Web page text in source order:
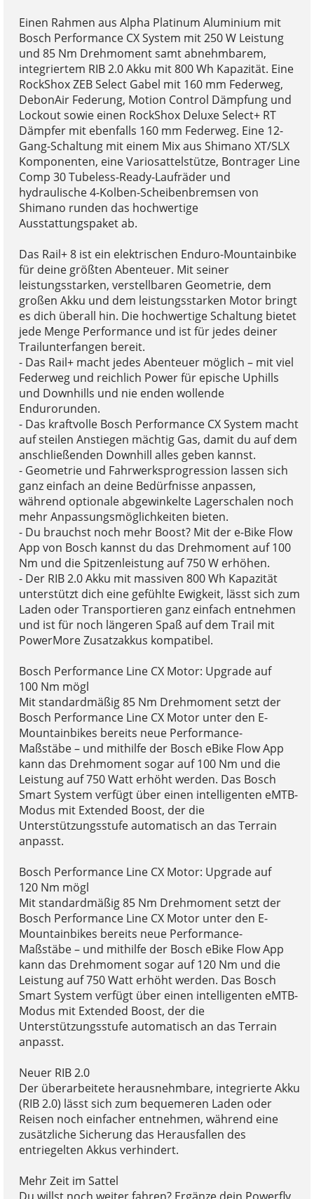
Einen Rahmen aus Alpha Platinum Aluminium mit
Bosch Performance CX System mit 250 W Leistung
und 85 Nm Drehmoment samt abnehmbarem,
integriertem RIB 2.0 Akku mit 800 Wh Kapazität. Eine
RockShox ZEB Select Gabel mit 160 mm Federweg,
DebonAir Federung, Motion Control Dämpfung und
Lockout sowie einen RockShox Deluxe Select+ RT
Dämpfer mit ebenfalls 160 mm Federweg. Eine 12-
Gang-Schaltung mit einem Mix aus Shimano XT/SLX
Komponenten, eine Variosattelstütze, Bontrager Line
Comp 30 Tubeless-Ready-Laufräder und
hydraulische 4-Kolben-Scheibenbremsen von
Shimano runden das hochwertige
Ausstattungspaket ab.
Das Rail+ 8 ist ein elektrischen Enduro-Mountainbike
für deine größten Abenteuer. Mit seiner
leistungsstarken, verstellbaren Geometrie, dem
großen Akku und dem leistungsstarken Motor bringt
es dich überall hin. Die hochwertige Schaltung bietet
jede Menge Performance und ist für jedes deiner
Trailunterfangen bereit.
- Das Rail+ macht jedes Abenteuer möglich – mit viel
Federweg und reichlich Power für epische Uphills
und Downhills und nie enden wollende
Endurorunden.
- Das kraftvolle Bosch Performance CX System macht
auf steilen Anstiegen mächtig Gas, damit du auf dem
anschließenden Downhill alles geben kannst.
- Geometrie und Fahrwerksprogression lassen sich
ganz einfach an deine Bedürfnisse anpassen,
während optionale abgewinkelte Lagerschalen noch
mehr Anpassungsmöglichkeiten bieten.
- Du brauchst noch mehr Boost? Mit der e-Bike Flow
App von Bosch kannst du das Drehmoment auf 100
Nm und die Spitzenleistung auf 750 W erhöhen.
- Der RIB 2.0 Akku mit massiven 800 Wh Kapazität
unterstützt dich eine gefühlte Ewigkeit, lässt sich zum
Laden oder Transportieren ganz einfach entnehmen
und ist für noch längeren Spaß auf dem Trail mit
PowerMore Zusatzakkus kompatibel.
Bosch Performance Line CX Motor: Upgrade auf
100 Nm mögl
Mit standardmäßig 85 Nm Drehmoment setzt der
Bosch Performance Line CX Motor unter den E-
Mountainbikes bereits neue Performance-
Maßstäbe – und mithilfe der Bosch eBike Flow App
kann das Drehmoment sogar auf 100 Nm und die
Leistung auf 750 Watt erhöht werden. Das Bosch
Smart System verfügt über einen intelligenten eMTB-
Modus mit Extended Boost, der die
Unterstützungsstufe automatisch an das Terrain
anpasst.
Bosch Performance Line CX Motor: Upgrade auf
120 Nm mögl
Mit standardmäßig 85 Nm Drehmoment setzt der
Bosch Performance Line CX Motor unter den E-
Mountainbikes bereits neue Performance-
Maßstäbe – und mithilfe der Bosch eBike Flow App
kann das Drehmoment sogar auf 120 Nm und die
Leistung auf 750 Watt erhöht werden. Das Bosch
Smart System verfügt über einen intelligenten eMTB-
Modus mit Extended Boost, der die
Unterstützungsstufe automatisch an das Terrain
anpasst.
Neuer RIB 2.0
Der überarbeitete herausnehmbare, integrierte Akku
(RIB 2.0) lässt sich zum bequemeren Laden oder
Reisen noch einfacher entnehmen, während eine
zusätzliche Sicherung das Herausfallen des
entriegelten Akkus verhindert.
Mehr Zeit im Sattel